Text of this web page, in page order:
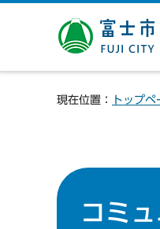
富士市 いた
じまり
現在位置： トップペ
コミ